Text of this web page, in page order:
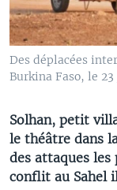
Des déplacées
Burkina Faso, le
Solhan, petit
le théâtre dans
des attaques
conflit au Sahel